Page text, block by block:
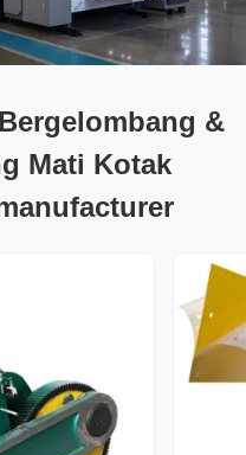
&
Mati Kotak